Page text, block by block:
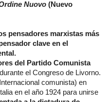
Nuovo (Nuevo
pensadores marxistas más
clave en el
del Partido Comunista
el Congreso de Livorno.
comunista) en
en el año 1924 para unirse